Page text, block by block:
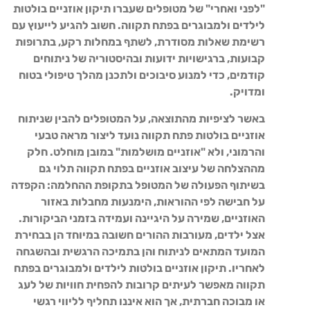
"לפני ואחרי" של מטופלים שעברו תיקון אוזניים בולטות
לילדים ולמבוגרים בפתח תקווה. חשוב להגיע לייעוץ עם
רשימת שאלות מסודרת, לשתף במחלות רקע, בתרופות
קבועות, ברגישויות ידועות ובהיסטוריה של ניתוחים
קודמים, כדי למנוע סיבוכים ולתכנן מהלך טיפולי בטוח
ומדויק.
באשר לציפיות מהתוצאה, על המטופלים להבין שניתוח
אוזניים בולטות פתח תקווה נועד ליצור מראה טבעי
והרמוני, ולא "אוזניים מושלמות" במובן מוחלט. חלק
מההצלחה של עיצוב אוזניים בפתח תקווה תלוי גם
בשיתוף הפעולה של המטופל בתקופת ההחלמה: הקפדה
על חבישה לפי ההוראות, הימנעות מחבלות באזור
האוזניים, שמירה על היגיינה ועמידה בזמני הביקורות.
אצל ילדים, מעורבות ההורים חשובה במיוחד הן בבחירת
המועד המתאים לניתוח והן בתמיכה הרגשית ובהשגחה
לאחריו. תיקון אוזניים בולטות לילדים ולמבוגרים בפתח
תקווה מאפשר לעיתים קרובות להפחית חוויות של לעג
או מבוכה חברתית, אך הוא איננו תחליף לליווי רגשי